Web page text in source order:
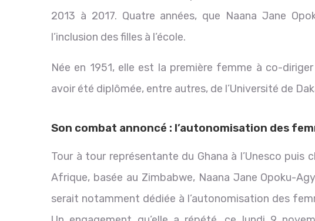
2013 à 2017. Quatre années, que Naana Jane
l’inclusion des filles à l’école.
Née en 1951, elle est la première femme à co-
avoir été diplômée, entre autres, de l’Université de
Son combat annoncé : l’autonomisation des
Tour à tour représentante du Ghana à l’Unesco puis
Afrique, basée au Zimbabwe, Naana Jane Opoku-
serait notamment dédiée à l’autonomisation des